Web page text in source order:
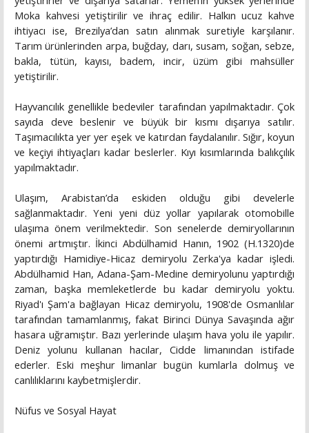
Moka kahvesi yetiştirilir ve ihraç edilir. Halkın ucuz kahve
ihtiyacı ise, Brezilya’dan satın alınmak suretiyle karşılanır.
Tarım ürünlerinden arpa, buğday, darı, susam, soğan, sebze,
bakla, tütün, kayısı, badem, incir, üzüm gibi mahsüller
yetiştirilir.
Hayvancılık genellikle bedeviler tarafından yapılmaktadır. Çok
sayıda deve beslenir ve büyük bir kısmı dışarıya satılır.
Taşımacılıkta yer yer eşek ve katırdan faydalanılır. Sığır, koyun
ve keçiyi ihtiyaçları kadar beslerler. Kıyı kısımlarında balıkçılık
yapılmaktadır.
Ulaşım, Arabistan’da eskiden olduğu gibi develerle
sağlanmaktadır. Yeni yeni düz yollar yapılarak otomobille
ulaşıma önem verilmektedir. Son senelerde demiryollarının
önemi artmıştır. İkinci Abdülhamid Hanın, 1902 (H.1320)de
yaptırdığı Hamidiye-Hicaz demiryolu Zerka'ya kadar işledi.
Abdülhamid Han, Adana-Şam-Medine demiryolunu yaptırdığı
zaman, başka memleketlerde bu kadar demiryolu yoktu.
Riyad'ı Şam'a bağlayan Hicaz demiryolu, 1908'de Osmanlılar
tarafından tamamlanmış, fakat Birinci Dünya Savaşında ağır
hasara uğramıştır. Bazı yerlerinde ulaşım hava yolu ile yapılır.
Deniz yolunu kullanan hacılar, Cidde limanından istifade
ederler. Eski meşhur limanlar bugün kumlarla dolmuş ve
canlılıklarını kaybetmişlerdir.
Nüfus ve Sosyal Hayat